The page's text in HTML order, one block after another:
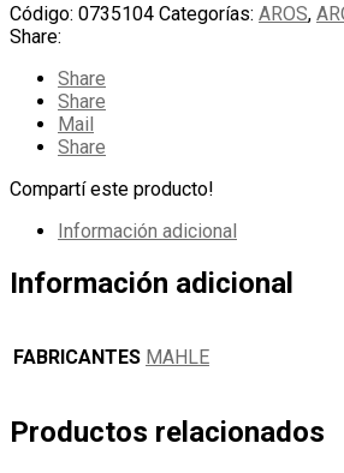
Código: 0735104 Categorías: AROS,
Share:
Share
Share
Mail
Share
Compartí este producto!
Información adicional
Información adicional
FABRICANTES MAHLE
Productos relacionados